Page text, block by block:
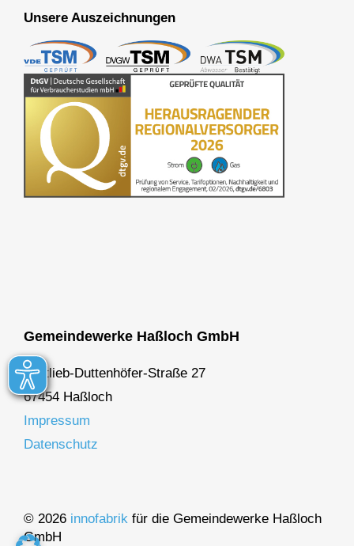
Unsere Auszeichnungen
Gemeindewerke Haßloch GmbH
Gottlieb-Duttenhöfer-Straße 27
67454 Haßloch
Impressum
Datenschutz
© 2026 innofabrikfür die Gemeindewerke Haßloch
GmbH